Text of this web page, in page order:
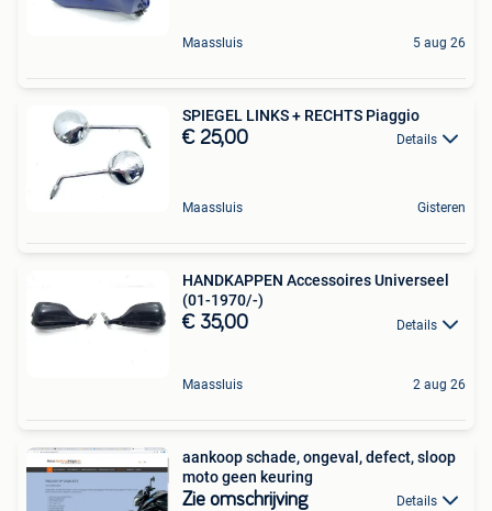
Maassluis 5 aug 26
SPIEGEL LINKS + RECHTS Piaggio
€ 25,00 Details
Maassluis Gisteren
HANDKAPPEN Accessoires Universeel
(01-1970/-)
€ 35,00 Details
Maassluis 2 aug 26
aankoop schade, ongeval, defect, sloop
moto geen keuring
Zie omschrijving Details